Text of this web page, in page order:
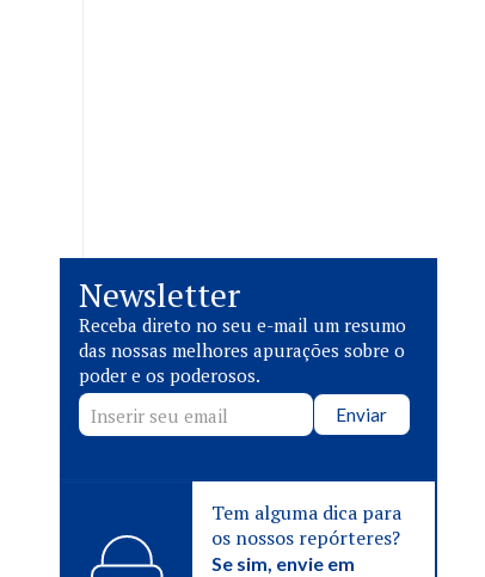
Newsletter
Receba direto no seu e-mail um resumo
das nossas melhores apurações sobre o
poder e os poderosos.
Enviar
Tem alguma dica para
os nossos repórteres?
Se sim, envie em